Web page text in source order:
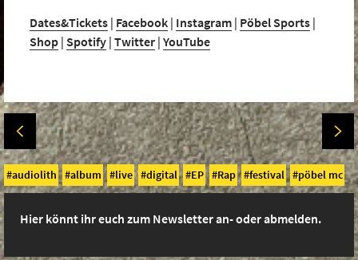
Dates&Tickets | Facebook | Instagram | Pöbel Sports |
Shop | Spotify | Twitter | YouTube
audiolith album live digital EP Rap festival pöbel mc
Hier könnt ihr euch zum Newsletter an- oder abmelden.